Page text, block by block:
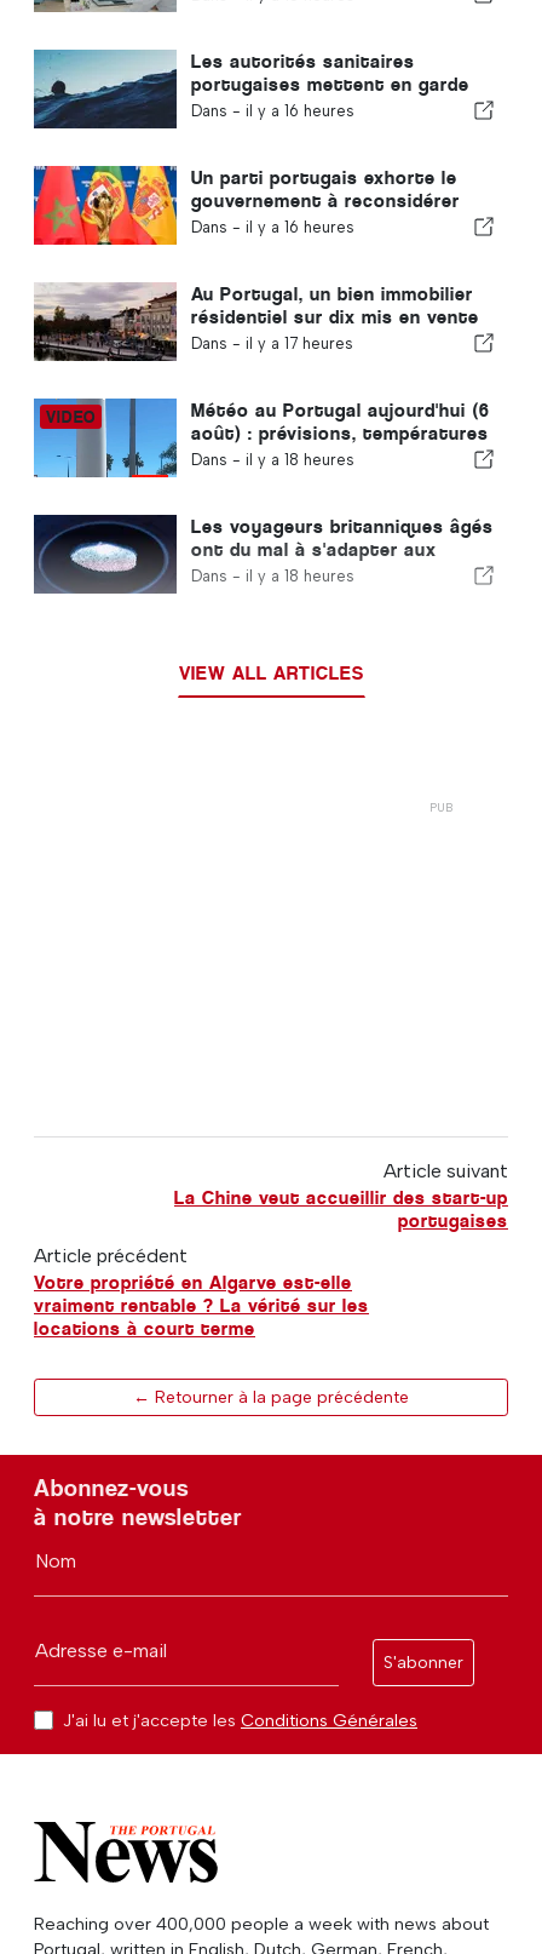
Les autorités sanitaires
portugaises mettent en garde
contre les risques de noyade
Dans - il y a 16 heures
Un parti portugais exhorte le
gouvernement à reconsidérer
l'organisation de la Coupe du
Dans - il y a 16 heures
Au Portugal, un bien immobilier
résidentiel sur dix mis en vente
se vend en moins d'une semaine
Dans - il y a 17 heures
Météo au Portugal aujourd'hui (6
août) : prévisions, températures
et à quoi s'attendre
Dans - il y a 18 heures
Les voyageurs britanniques âgés
ont du mal à s'adapter aux
nouveaux contrôles
Dans - il y a 18 heures
VIEW ALL ARTICLES
Article suivant
La Chine veut accueillir des start-up
portugaises
Article précédent
Votre propriété en Algarve est-elle
vraiment rentable ? La vérité sur les
locations à court terme
← Retourner à la page précédente
Abonnez-vous
à notre newsletter
Nom
Adresse e-mail
S'abonner
J'ai lu et j'accepte les Conditions Générales
Reaching over 400,000 people a week with news about
Portugal, written in English, Dutch, German, French,